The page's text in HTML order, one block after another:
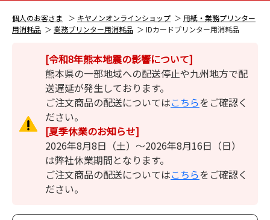
個人のお客さま キヤノンオンラインショップ
用紙・業務プリンター
用消耗品
業務プリンター用消耗品 IDカードプリンター用消耗品
[令和8年熊本地震の影響について]
熊本県の一部地域への配送停止や九州地方で配
送遅延が発生しております。
ご注文商品の配送についてはこちらをご確認く
ださい。
[夏季休業のお知らせ]
2026年8月8日（土）～2026年8月16日（日）
は弊社休業期間となります。
ご注文商品の配送についてはこちらをご確認く
ださい。